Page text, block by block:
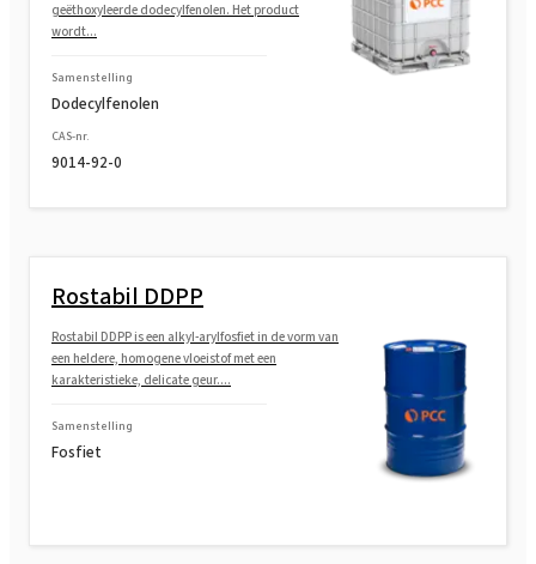
geëthoxyleerde dodecylfenolen. Het product
wordt...
Samenstelling
Dodecylfenolen
CAS-nr.
9014-92-0
Rostabil DDPP
Rostabil DDPP is een alkyl-arylfosfiet in de vorm van
een heldere, homogene vloeistof met een
karakteristieke, delicate geur....
Samenstelling
Fosfiet